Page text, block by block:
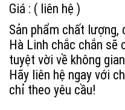
Giá : ( liên hệ )
Sản phẩm chất lượng,
Hà Linh chắc chắn sẽ
tuyệt vời về không
Hãy liên hệ ngay với
chỉ theo yêu cầu!